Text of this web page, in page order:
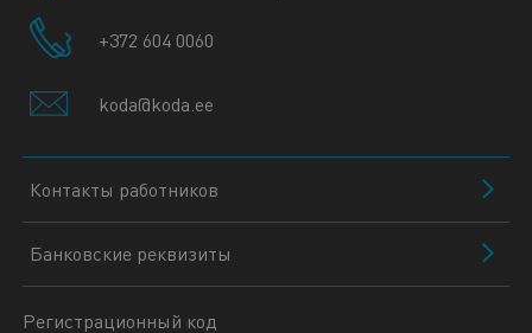
+372 604 0060
koda@koda.ee
Контакты работников
Банковские реквизиты
Регистрационный код